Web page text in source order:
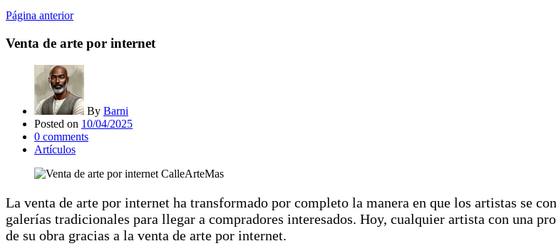
Página anterior
Venta de arte por internet
By Barni
Posted on 10/04/2025
0 comments
Artículos
La venta de arte por internet ha transformado por completo la manera en que los artistas se
galerías tradicionales para llegar a compradores interesados. Hoy, cualquier artista con una
de su obra gracias a la venta de arte por internet.